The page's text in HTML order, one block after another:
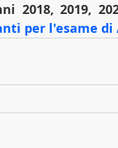
2018, 2019,
per l'esame